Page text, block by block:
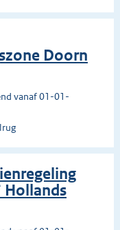
Doorn
vanaf 01-01-
Hollands